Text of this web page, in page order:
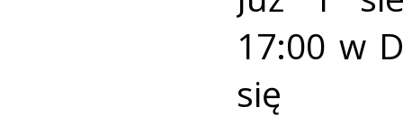
17:00 w
się